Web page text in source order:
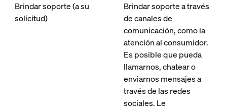
Brindar soporte (a su
solicitud)
Brindar soporte a través
de canales de
comunicación, como la
atención al consumidor.
Es posible que pueda
llamarnos, chatear o
enviarnos mensajes a
través de las redes
sociales. Le